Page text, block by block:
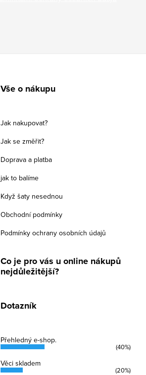
Vše o nákupu
Jak nakupovat?
Jak se změřit?
Doprava a platba
jak to balíme
Když šaty nesednou
Obchodní podmínky
Podmínky ochrany osobních údajů
Co je pro vás u online nákupů
nejdůležitější?
Dotazník
Přehledný e-shop.
(40%)
Věci skladem
(20%)